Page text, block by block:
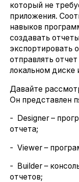
который не
приложения.
навыков
создавать
экспортировать
отправлять
локальном диске
Давайте
Он представлен
- Designer –
отчета;
- Viewer –
- Builder –
отчетов;